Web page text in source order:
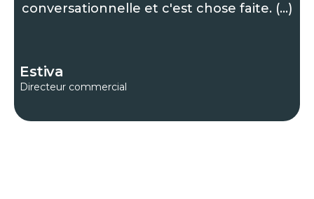
conversationnelle et c'est chose faite. (...)
Estiva
Directeur commercial